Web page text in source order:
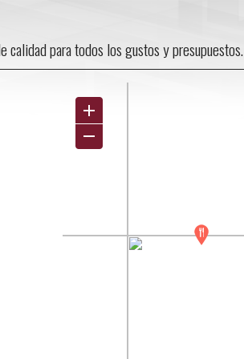
calidad para todos los gustos y presupuestos.